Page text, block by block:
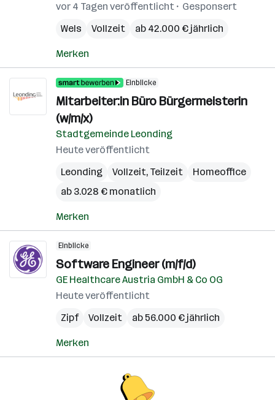
vor 4 Tagen veröffentlicht
Gesponsert
Wels
Vollzeit ab 42.000 € jährlich
Merken
Einblicke
Mitarbeiter:in Büro Bürgermeisterin
(w/m/x)
Stadtgemeinde Leonding
Heute veröffentlicht
Leonding
Vollzeit, Teilzeit
Homeoffice
ab 3.028 € monatlich
Merken
Einblicke
Software Engineer (m/f/d)
GE Healthcare Austria GmbH & Co OG
Heute veröffentlicht
Zipf
Vollzeit ab 56.000 € jährlich
Merken